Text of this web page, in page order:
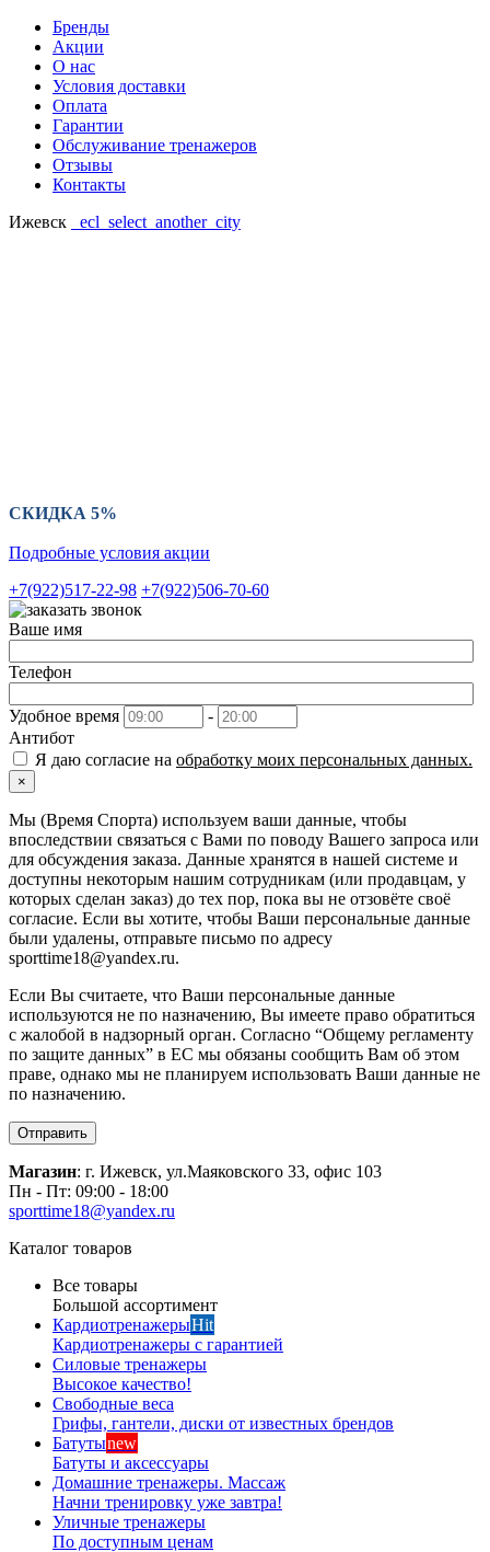
Бренды
Акции
О нас
Условия доставки
Оплата
Гарантии
Обслуживание тренажеров
Отзывы
Контакты
Ижевск
_ecl_select_another_city
СКИДКА 5%
Подробные условия акции
+7(922)517-22-98 +7(922)506-70-60
Ваше имя
Телефон
Удобное время
-
Антибот
Я даю согласие на обработку моих персональных данных.
×
Мы (Время Спорта) используем ваши данные, чтобы
впоследствии связаться с Вами по поводу Вашего запроса или
для обсуждения заказа. Данные хранятся в нашей системе и
доступны некоторым нашим сотрудникам (или продавцам, у
которых сделан заказ) до тех пор, пока вы не отзовёте своё
согласие. Если вы хотите, чтобы Ваши персональные данные
были удалены, отправьте письмо по адресу
sporttime18@yandex.ru.
Если Вы считаете, что Ваши персональные данные
используются не по назначению, Вы имеете право обратиться
с жалобой в надзорный орган. Согласно “Общему регламенту
по защите данных” в ЕС мы обязаны сообщить Вам об этом
праве, однако мы не планируем использовать Ваши данные не
по назначению.
Отправить
Магазин: г. Ижевск, ул.Маяковского 33, офис 103
Пн - Пт: 09:00 - 18:00
sporttime18@yandex.ru
Каталог товаров
Все товары
Большой ассортимент
КардиотренажерыHit
Кардиотренажеры с гарантией
Силовые тренажеры
Высокое качество!
Свободные веса
Грифы, гантели, диски от известных брендов
Батутыnew
Батуты и аксессуары
Домашние тренажеры. Массаж
Начни тренировку уже завтра!
Уличные тренажеры
По доступным ценам